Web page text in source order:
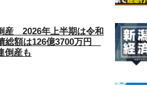
産 2026年上半期は令和
総額は126億3700万円
倒産も